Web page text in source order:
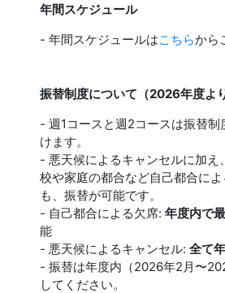
年間スケジュール
- 年間スケジュールはこちらから
振替制度について（2026年度よ
- 週1コースと週2コースは振替制
けます。
- 悪天候によるキャンセルに加え
校や家庭の都合など自己都合に
も、振替が可能です。
- 自己都合による欠席: 年度内で
能
- 悪天候によるキャンセル: 全て
- 振替は年度内（2026年2月〜
してください。